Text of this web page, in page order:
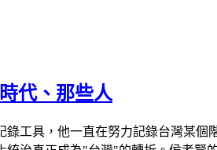
代、那些人
具，他一直在努力記錄台灣某個